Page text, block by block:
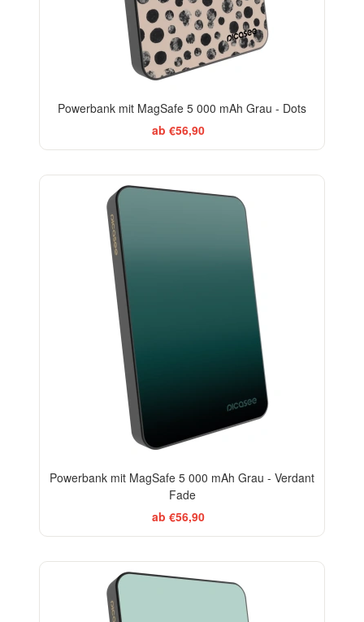
Powerbank mit MagSafe 5 000 mAh Grau - Dots
ab €56,90
Powerbank mit MagSafe 5 000 mAh Grau - Verdant
Fade
ab €56,90